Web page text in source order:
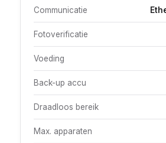
Communicatie
Fotoverificatie
Voeding
Back-up accu
Draadloos bereik
Max. apparaten